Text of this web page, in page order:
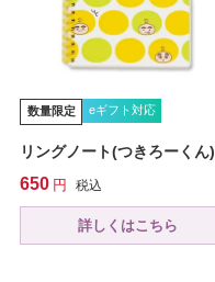
数量限定 eギフト対応
リングノート(つきろーくん)
650 税込
詳しくはこちら